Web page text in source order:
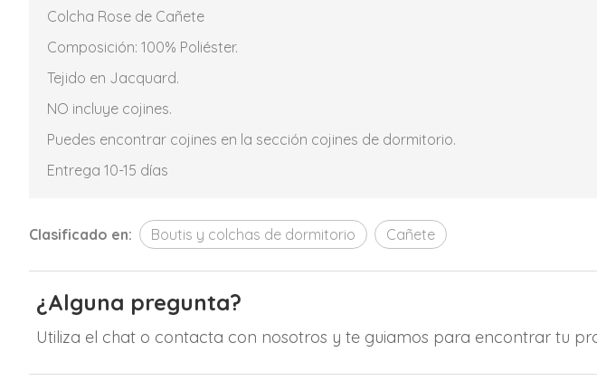
Colcha Rose de Cañete
Composición: 100% Poliéster.
Tejido en Jacquard.
NO incluye cojines.
Puedes encontrar cojines en la sección cojines de dormitorio.
Entrega 10-15 días
Clasificado en: Boutis y colchas de dormitorio Cañete
¿Alguna pregunta?
Utiliza el chat o contacta con nosotros y te guiamos para encontrar tu